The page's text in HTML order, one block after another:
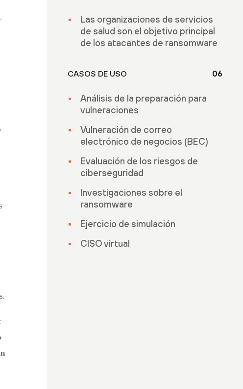
Las organizaciones de servicios
de salud son el objetivo principal
de los atacantes de ransomware
CASOS DE USO 06
Análisis de la preparación para
vulneraciones
Vulneración de correo
electrónico de negocios (BEC)
Evaluación de los riesgos de
ciberseguridad
Investigaciones sobre el
ransomware
Ejercicio de simulación
CISO virtual